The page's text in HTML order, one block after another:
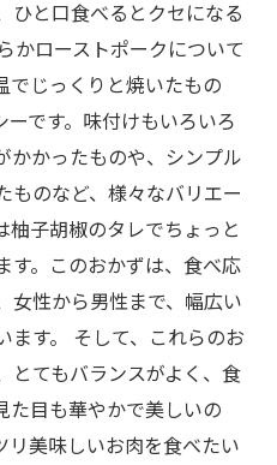
ひと口食べるとクセになる
かローストポークについて
でじっくりと焼いたもの
です。味付けもいろいろ
かかったものや、シンプル
ものなど、様々なバリエー
柚子胡椒のタレでちょっと
す。このおかずは、食べ応
女性から男性まで、幅広い
ます。 そして、これらのお
とてもバランスがよく、食
た目も華やかで美しいの
リ美味しいお肉を食べたい